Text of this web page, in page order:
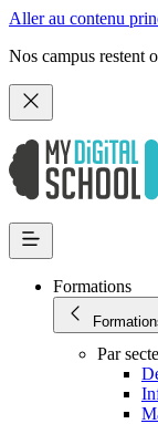
Aller au contenu
Nos campus restent
Formations
Par